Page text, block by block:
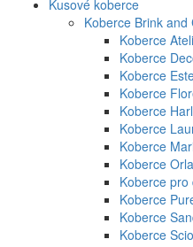
Kusové koberce
Koberce Brink and
Koberce
Koberce
Koberce
Koberce
Koberce
Koberce
Koberce
Koberce
Koberce
Koberce
Koberce
Koberce